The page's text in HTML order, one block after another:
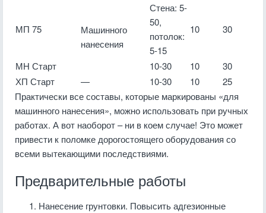
МП 75
Машинного
нанесения
Стена: 5-
50,
потолок:
5-15
10 30
МН Старт 10-30 10 30
ХП Старт
— 10-30 10 25
Практически все составы, которые маркированы «для
машинного нанесения», можно использовать при ручных
работах. А вот наоборот – ни в коем случае! Это может
привести к поломке дорогостоящего оборудования со
всеми вытекающими последствиями.
Предварительные работы
Нанесение грунтовки. Повысить адгезионные